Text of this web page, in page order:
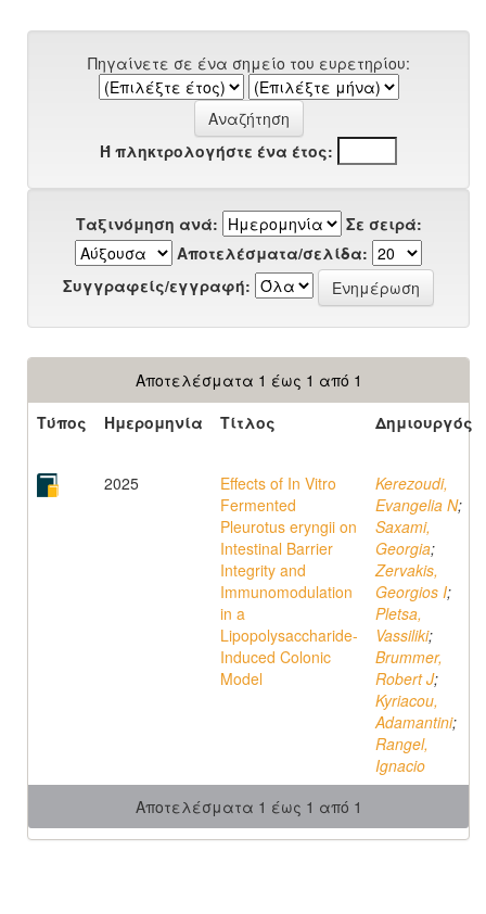
Πηγαίνετε σε ένα σημείο του ευρετηρίου:
Ή πληκτρολογήστε ένα έτος:
Ταξινόμηση ανά:
Σε σειρά:
Αποτελέσματα/σελίδα:
Συγγραφείς/εγγραφή:
Αποτελέσματα 1 έως 1 από 1
Τύπος
Ημερομηνία Τίτλος Δημιουργός
2025
Effects of In Vitro
Fermented
Pleurotus eryngii on
Intestinal Barrier
Integrity and
Immunomodulation
in a
Lipopolysaccharide-
Induced Colonic
Model
Kerezoudi,
Evangelia N;
Saxami,
Georgia;
Zervakis,
Georgios I;
Pletsa,
Vassiliki;
Brummer,
Robert J;
Kyriacou,
Adamantini;
Rangel,
Ignacio
Αποτελέσματα 1 έως 1 από 1